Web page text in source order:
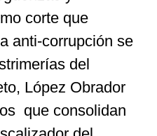
corte que
anti-corrupción se
del
López Obrador
que consolidan